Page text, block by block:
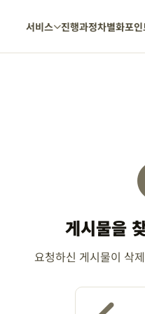
서비스 진행과정차별화포
게시물을
요청하신 게시물이 삭